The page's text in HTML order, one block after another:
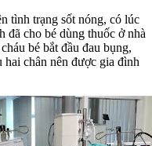
tình trạng sốt nóng, có lúc
đã cho bé dùng thuốc ở nhà
bé bắt đầu đau bụng,
hai chân nên được gia đình